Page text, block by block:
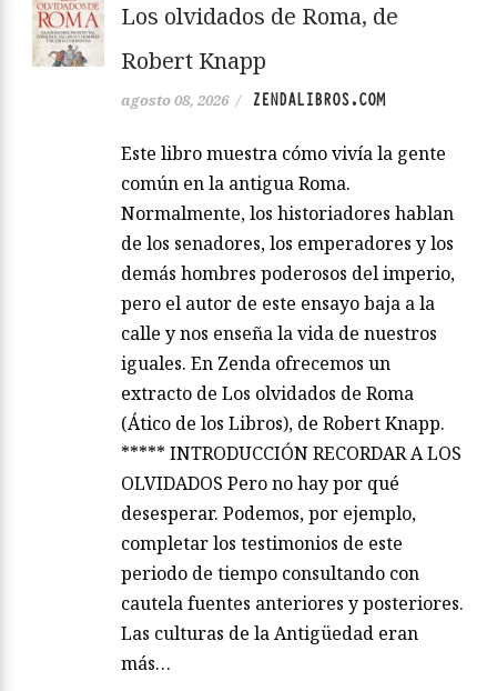
Los olvidados de Roma, de
Robert Knapp
agosto 08, 2026 / ZENDALIBROS.COM
Este libro muestra cómo vivía la gente
común en la antigua Roma.
Normalmente, los historiadores hablan
de los senadores, los emperadores y los
demás hombres poderosos del imperio,
pero el autor de este ensayo baja a la
calle y nos enseña la vida de nuestros
iguales. En Zenda ofrecemos un
extracto de Los olvidados de Roma
(Ático de los Libros), de Robert Knapp.
***** INTRODUCCIÓN RECORDAR A LOS
OLVIDADOS Pero no hay por qué
desesperar. Podemos, por ejemplo,
completar los testimonios de este
periodo de tiempo consultando con
cautela fuentes anteriores y posteriores.
Las culturas de la Antigüedad eran
más…